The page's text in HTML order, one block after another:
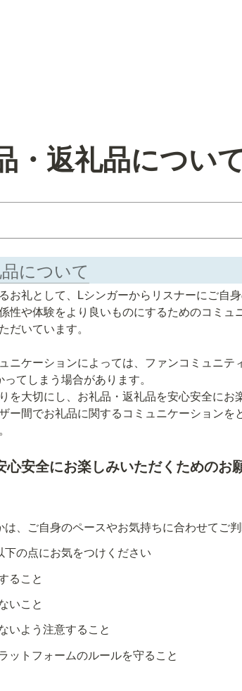
・返礼品につい
について
お礼として、Lシンガーからリスナーにご自
性や体験をより良いものにするためのコミュ
だいています。
ニケーションによっては、ファンコミュニテ
てしまう場合があります。
を大切にし、お礼品・返礼品を安心安全にお
ー間でお礼品に関するコミュニケーションを
心安全にお楽しみいただくためのお
、ご自身のペースやお気持ちに合わせてご判
の点にお気をつけください
ること
いこと
いよう注意すること
ットフォームのルールを守ること